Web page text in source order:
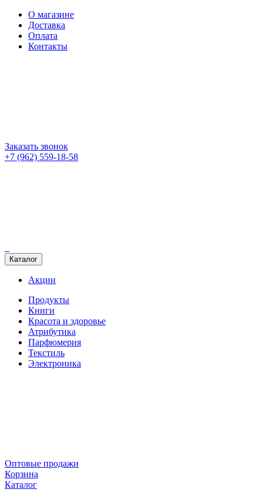
О магазине
Доставка
Оплата
Контакты
Заказать звонок
+7 (962) 559-18-58
Каталог
Акции
Продукты
Книги
Красота и здоровье
Атрибутика
Парфюмерия
Текстиль
Электроника
Оптовые продажи
Корзина
Каталог